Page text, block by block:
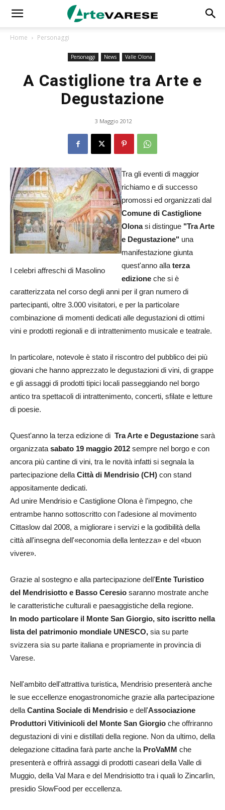
Home Personaggi
Personaggi News Valle Olona
A Castiglione tra Arte e
Degustazione
3 Maggio 2012
I celebri affreschi di Masolino
Tra gli eventi di maggior
richiamo e di successo
promossi ed organizzati dal
Comune di Castiglione
Olonasi distingue "Tra Arte
e Degustazione" una
manifestazione giunta
quest'anno alla terza
edizione che si è
caratterizzata nel corso degli anni per il gran numero di
partecipanti, oltre 3.000 visitatori, e per la particolare
combinazione di momenti dedicati alle degustazioni di ottimi
vini e prodotti regionali e di intrattenimento musicale e teatrale.
In particolare, notevole è stato il riscontro del pubblico dei più
giovani che hanno apprezzato le degustazioni di vini, di grappe
e gli assaggi di prodotti tipici locali passeggiando nel borgo
antico tra spettacoli di intrattenimento, concerti, sfilate e letture
di poesie.
Quest'anno la terza edizione di Tra Arte e Degustazione sarà
organizzata sabato 19 maggio 2012 sempre nel borgo e con
ancora più cantine di vini, tra le novità infatti si segnala la
partecipazione della Città di Mendrisio (CH) con stand
appositamente dedicati.
Ad unire Mendrisio e Castiglione Olona è l'impegno, che
entrambe hanno sottoscritto con l'adesione al movimento
Cittaslow dal 2008, a migliorare i servizi e la godibilità della
città all'insegna dell'«economia della lentezza» e del «buon
vivere».
Grazie al sostegno e alla partecipazione dell'Ente Turistico
del Mendrisiotto e Basso Ceresio saranno mostrate anche
le caratteristiche culturali e paesaggistiche della regione.
In modo particolare il Monte San Giorgio, sito iscritto nella
lista del patrimonio mondiale UNESCO, sia su parte
svizzera sia su parte italiana e propriamente in provincia di
Varese.
Nell'ambito dell'attrattiva turistica, Mendrisio presenterà anche
le sue eccellenze enogastronomiche grazie alla partecipazione
della Cantina Sociale di Mendrisio e dell'Associazione
Produttori Vitivinicoli del Monte San Giorgio che offriranno
degustazioni di vini e distillati della regione. Non da ultimo, della
delegazione cittadina farà parte anche la ProVaMM che
presenterà e offrirà assaggi di prodotti caseari della Valle di
Muggio, della Val Mara e del Mendrisiotto tra i quali lo Zincarlìn,
presidio SlowFood per eccellenza.